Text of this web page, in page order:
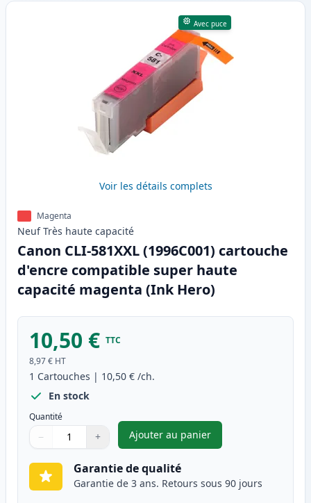
Avec puce
Voir les détails complets
Magenta
Neuf Très haute capacité
Canon CLI-581XXL (1996C001) cartouche
d'encre compatible super haute
capacité magenta (Ink Hero)
10,50 € TTC
8,97 € HT
1 Cartouches | 10,50 € /ch.
En stock
Quantité
Quantité
Utilisez les boutons pour ajuster
− +
Quantité
Ajouter au panier
,Canon CLI-581XXL
Garantie de qualité
Garantie de 3 ans. Retours sous 90 jours